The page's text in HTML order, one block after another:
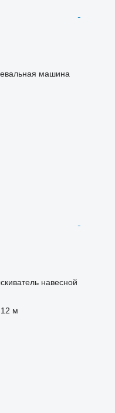
машина
навесной
12 м